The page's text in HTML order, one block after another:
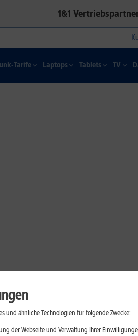
1&1
Tarife Laptops Tablets TV
und ähnliche Technologien für folgende Zwecke:
der Webseite und Verwaltung Ihrer